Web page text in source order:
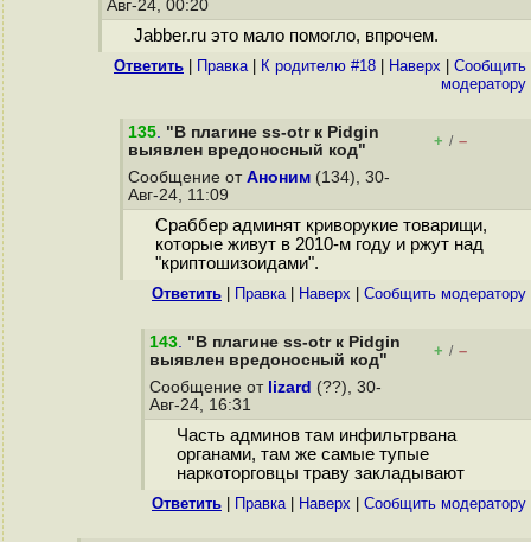
Авг-24, 00:20
Jabber.ru это мало помогло, впрочем.
Ответить Правка| К родителю #18 Наверх
Cообщить
модератору
135. "В плагине ss-otr к Pidgin
выявлен вредоносный код"
+ / –
Сообщение от Аноним (134), 30-
Авг-24, 11:09
Сраббер админят криворукие товарищи,
которые живут в 2010-м году и ржут над
"криптошизоидами".
Ответить Правка| Наверх Cообщить модератору
143. "В плагине ss-otr к Pidgin
выявлен вредоносный код"
+ / –
Сообщение от lizard (??), 30-
Авг-24, 16:31
Часть админов там инфильтрвана
органами, там же самые тупые
наркоторговцы траву закладывают
Ответить Правка| Наверх Cообщить модератору